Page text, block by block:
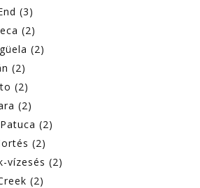
(3)
(2)
(2)
(2)
(2)
(2)
(2)
(2)
vízesés (2)
(2)